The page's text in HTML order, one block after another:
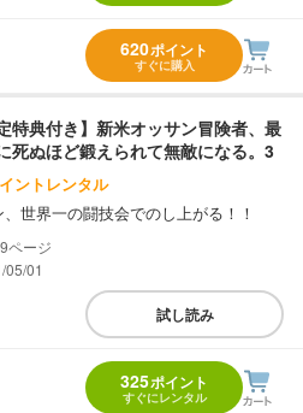
620ポイント
すぐに購入
特典付き】新米オッサン冒険者、最
死ぬほど鍛えられて無敵になる。3
ントレンタル
世界一の闘技会でのし上がる！！
05/01
試し読み
325ポイント
すぐにレンタル